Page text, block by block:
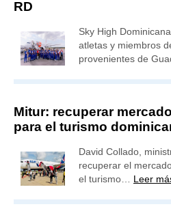
RD
Sky High
atletas y miembros
provenientes de
Mitur: recuperar
para el turismo
David Collado,
recuperar el
el turismo… Leer